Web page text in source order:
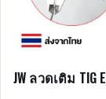
JW ลวดเติม TIG